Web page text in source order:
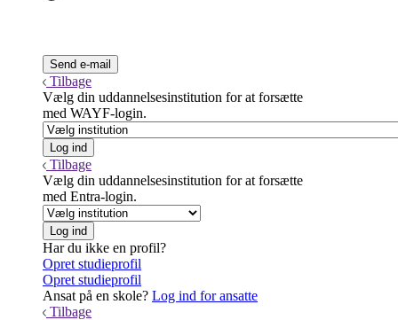
Tilbage
Vælg din uddannelsesinstitution for at forsætte
med WAYF-login.
Tilbage
Vælg din uddannelsesinstitution for at forsætte
med Entra-login.
Har du ikke en profil?
Opret studieprofil
Opret studieprofil
Ansat på en skole? Log ind for ansatte
Tilbage